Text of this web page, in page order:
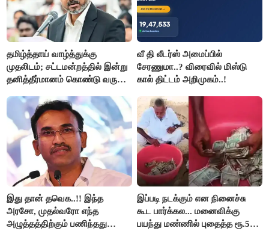
தமிழ்த்தாய் வாழ்த்துக்கு
முதலிடம்; சட்டமன்றத்தில் இன்று
தனித்தீர்மானம் கொண்டு வரும்
வீ தி லீடர்ஸ் அமைப்பில்
சேரணுமா..? விரைவில் மிஸ்டு
கால் திட்டம் அறிமுகம்..!
இது தான் தவெக..!! இந்த
அரசோ, முதல்வரோ எந்த
அழுத்தத்திற்கும் பணிந்தது
இப்படி நடக்கும் என நினைச்சு
கூட பார்க்கல... மனைவிக்கு
பயந்து மண்ணில் புதைத்த ரூ.5